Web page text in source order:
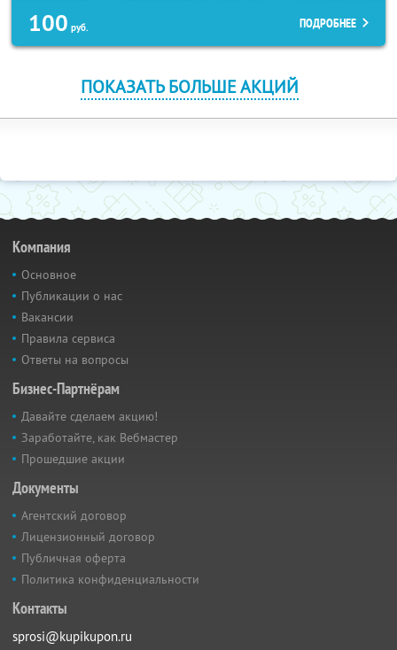
100 руб. ПОДРОБНЕЕ
ПОКАЗАТЬ БОЛЬШЕ АКЦИЙ
Компания
Основное
Публикации о нас
Вакансии
Правила сервиса
Ответы на вопросы
Бизнес-Партнёрам
Давайте сделаем акцию!
Заработайте, как Вебмастер
Прошедшие акции
Документы
Агентский договор
Лицензионный договор
Публичная оферта
Политика конфиденциальности
Контакты
sprosi@kupikupon.ru